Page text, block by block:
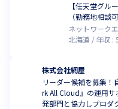
【任天堂グル
（勤務地相談可
ネットワーク
北海道
年収 :
株式会社網屋
リーダー候補を募集
rk All Cloud』の運用
発部門と協力しプロダ